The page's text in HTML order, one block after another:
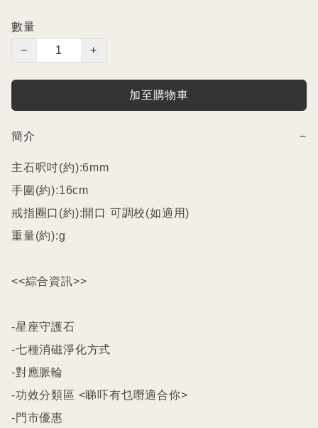
數量
−
+
加至購物車
簡介 −
主石呎吋(約):6mm
手圍(約):16cm
戒指圈口(約):開口 可調校(如適用)
重量(約):g
<<綜合資訊>>
-星座守護石
-七種消磁淨化方式
-對應脈輪
-功效分類區 <睇吓有乜嘢適合你>
-門市優惠